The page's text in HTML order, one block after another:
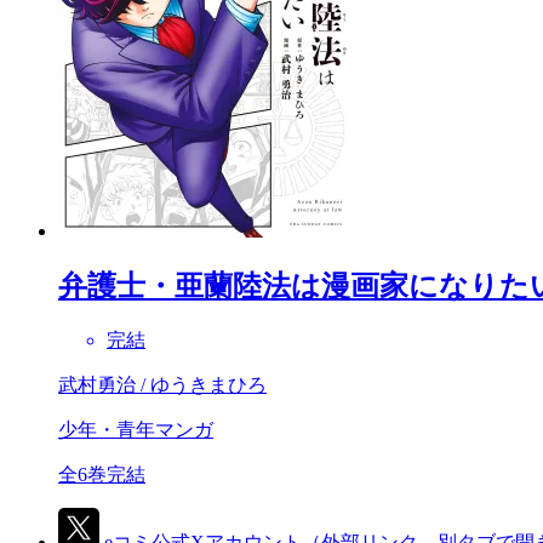
弁護士・亜蘭陸法は漫画家になりた
完結
武村勇治 / ゆうきまひろ
少年・青年マンガ
全6巻完結